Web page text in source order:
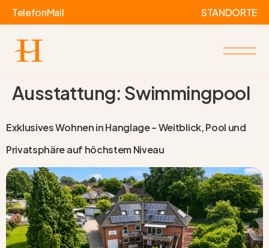
TelefonMail STANDORTE
Ausstattung: Swimmingpool
Exklusives Wohnen in Hanglage – Weitblick, Pool und
Privatsphäre auf höchstem Niveau